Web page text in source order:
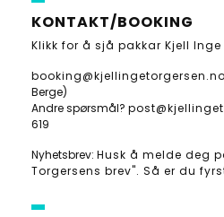
KONTAKT/BOOKING
Klikk for å sjå pakkar Kjell
booking@kjellingetorgersen.no
Berge)
Andre spørsmål?
619
Nyhetsbrev: Husk å melde deg
Torgersens brev". Så er du